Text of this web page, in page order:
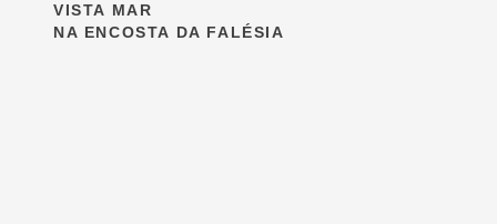
VISTA MAR
NA ENCOSTA DA FALÉSIA